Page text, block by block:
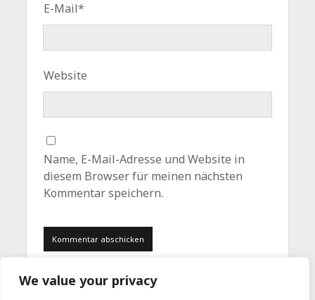
We value your privacy
E-Mail*
Website
Name, E-Mail-Adresse und Website in
diesem Browser für meinen nächsten
Kommentar speichern.